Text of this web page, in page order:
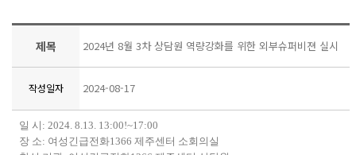
제목 2024년 8월 3차 상담원 역량강화를 위한 외부슈퍼비젼 실시
작성일자 2024-08-17
일 시 : 2024. 8.13. 13:00!~17:00
장 소: 여성긴급전화1366 제주센터 소회의실